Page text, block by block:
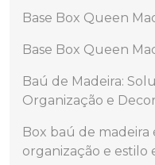
Base Box Queen
Base Box Queen
Baú de Madeira:
Organização e
Box baú de madeira
organização e estilo